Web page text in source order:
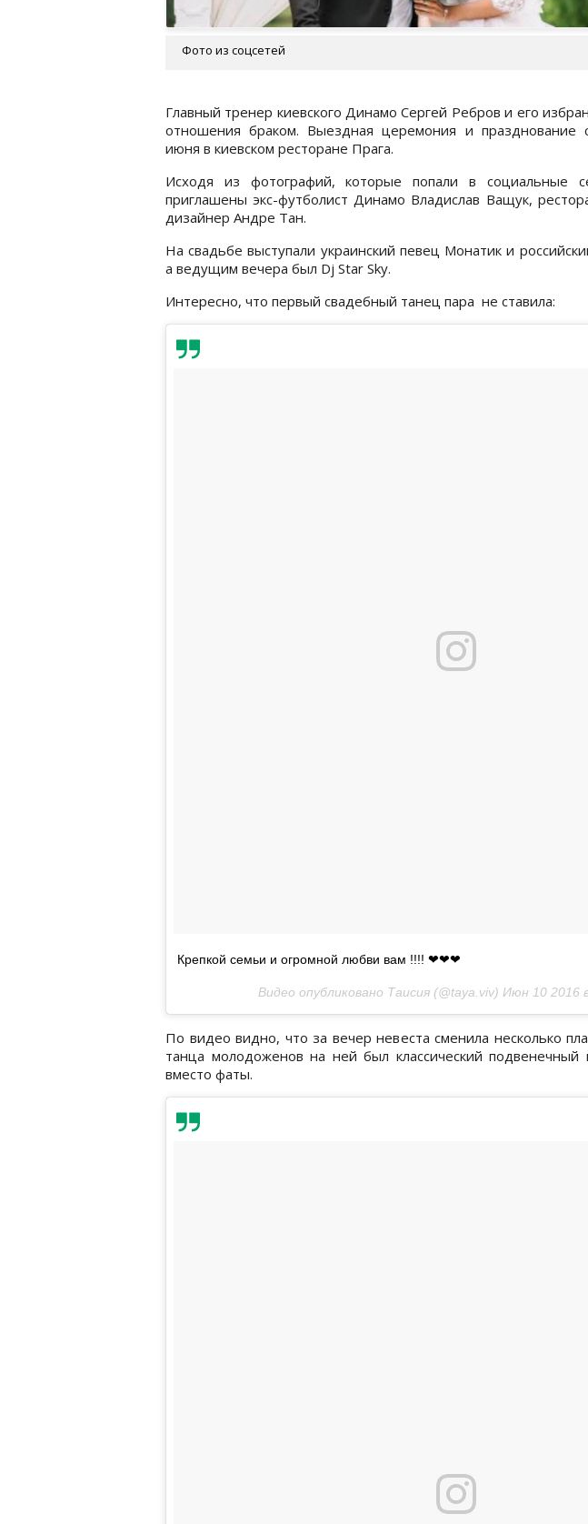
Фото из соцсетей
Главный тренер киевского Динамо Сергей Ребров и его
отношения браком. Выездная церемония и празднование
июня в киевском ресторане Прага.
Исходя из фотографий, которые попали в социальные
приглашены экс-футболист Динамо Владислав Ващук,
дизайнер Андре Тан.
На свадьбе выступали украинский певец Монатик и
а ведущим вечера был Dj Star Sky.
Интересно, что первый свадебный танец пара не ставила:
Крепкой семьи и огромной любви вам !!!! ❤❤❤
Видео опубликовано Таисия (@taya.viv) Июн 10 2016
По видео видно, что за вечер невеста сменила несколько
танца молодоженов на ней был классический подвенечный
вместо фаты.